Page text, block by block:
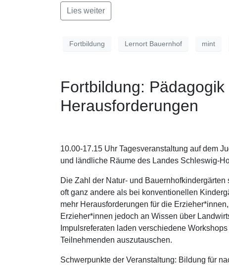
Lies weiter
Fortbildung Lernort Bauernhof mint
Fortbildung:
Herausforderungen
10.00-17.15 Uhr Tagesveranstaltung auf dem
und ländliche Räume des Landes Schleswig-
Die Zahl der Natur- und
oft ganz andere als bei konventionellen
mehr Herausforderungen für die
Erzieher*innen jedoch an Wissen über
Impulsreferaten laden verschiedene
Teilnehmenden auszutauschen.
Schwerpunkte der Veranstaltung: Bildung für